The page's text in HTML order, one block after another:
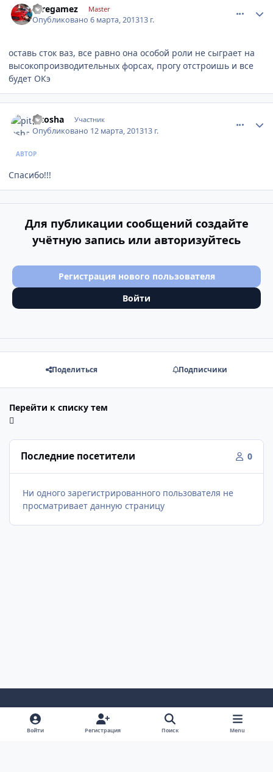
seregamez Master
Опубликовано6 марта, 201313 г.
оставь сток ваз, все равно она особой роли не сыграет на
высокопроизводительных форсах, прогу отстроишь и все
будет ОКэ
pitosha Участник
Опубликовано 12 марта, 201313 г.
АВТОР
Спасибо!!!
Для публикации сообщений создайте
учётную запись или авторизуйтесь
Регистрация нового пользователя
Войти
Поделиться Подписчики
Перейти к списку тем
Последние посетители 0
Ни одного зарегистрированного пользователя не
просматривает данную страницу
Светлый Режим
Темный РежимНастройка Системы
Войти Регистрация Поиск Menu